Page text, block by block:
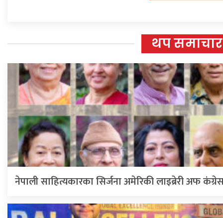
थप समाचार
नेपाली साहित्यकारका सिर्जना अमेरिकी लाइब्रेरी अफ